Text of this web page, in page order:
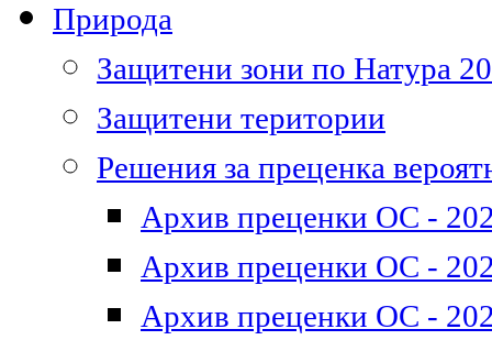
Природа
Защитени зони по Натура
Защитени територии
Решения за преценка
Архив преценки ОС -
Архив преценки ОС -
Архив преценки ОС -